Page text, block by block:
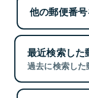
他の郵便番
最近検索した
過去に検索した